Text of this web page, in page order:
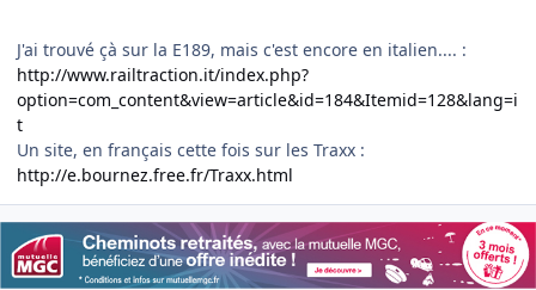
J'ai trouvé çà sur la E189, mais c'est encore en italien.... :
http://www.railtraction.it/index.php?
option=com_content&view=article&id=184&Itemid=128&lang=i
t
Un site, en français cette fois sur les Traxx :
http://e.bournez.free.fr/Traxx.html